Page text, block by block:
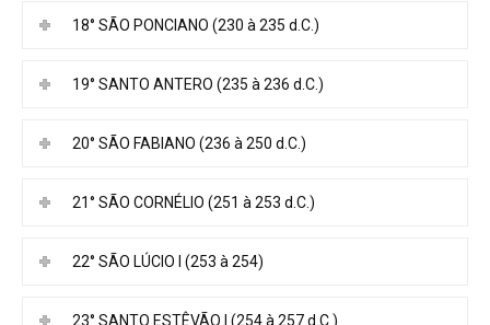
18° SÃO PONCIANO (230 à 235 d.C.)
19° SANTO ANTERO (235 à 236 d.C.)
20° SÃO FABIANO (236 à 250 d.C.)
21° SÃO CORNÉLIO (251 à 253 d.C.)
22° SÃO LÚCIO I (253 à 254)
23° SANTO ESTÊVÃO I (254 à 257 d.C.)